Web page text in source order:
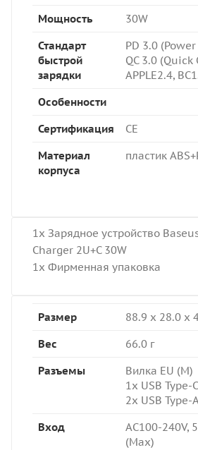
Мощность
30W
Стандарт
быстрой
зарядки
PD 3.0
QC 3.0 (Quick
APPLE2.4,
Особенности
Сертификация
CE
Материал
корпуса
пластик
1x Зарядное устройство
Charger 2U+C 30W
1x Фирменная упаковка
Размер
88.9 x 28.0 x
Вес
66.0 г
Разъемы
Вилка EU (M)
1x USB Type-
2x USB Type-
Вход
AC100-240V,
(Max)